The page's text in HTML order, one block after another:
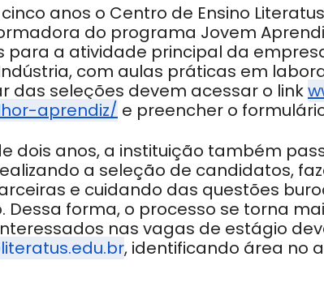
anos o Centro de Ensino
do programa Jovem
para a atividade principal da
com aulas práticas em
das seleções devem acessar o link
aprendiz/ e preencher o
dois anos, a instituição também
a seleção de candidatos,
e cuidando das questões
forma, o processo se torna
nas vagas de estágio
, identificando área no